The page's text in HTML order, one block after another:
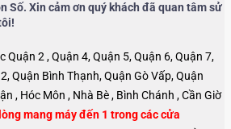
Số. Xin cảm ơn quý khách đã quan tâm sử
Quận 2 , Quận 4, Quận 5, Quận 6, Quận 7,
Quận Bình Thạnh, Quận Gò Vấp, Quận
, Hóc Môn , Nhà Bè , Bình Chánh , Cần Giờ
mang máy đến 1 trong các cửa